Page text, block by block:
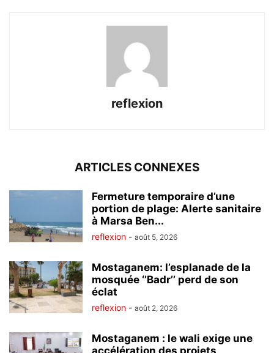
reflexion
ARTICLES CONNEXES
Fermeture temporaire d’une
portion de plage: Alerte sanitaire
à Marsa Ben...
reflexion - août 5, 2026
Mostaganem: l’esplanade de la
mosquée ‘’Badr’’ perd de son
éclat
reflexion - août 2, 2026
Mostaganem : le wali exige une